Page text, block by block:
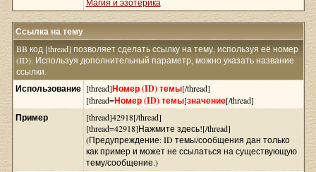
Ссылка на тему
BB код [thread] позволяет сделать ссылку на тему, используя её номер
(ID). Используя дополнительный параметр, можно указать название
ссылки.
Использование [thread]Номер (ID) темы[/thread]
[thread=Номер (ID) темы]значение[/thread]
Пример
[thread]42918[/thread]
[thread=42918]Нажмите здесь![/thread]
(Предупреждение: ID темы/сообщения дан только
как пример и может не ссылаться на существующую
тему/сообщение.)